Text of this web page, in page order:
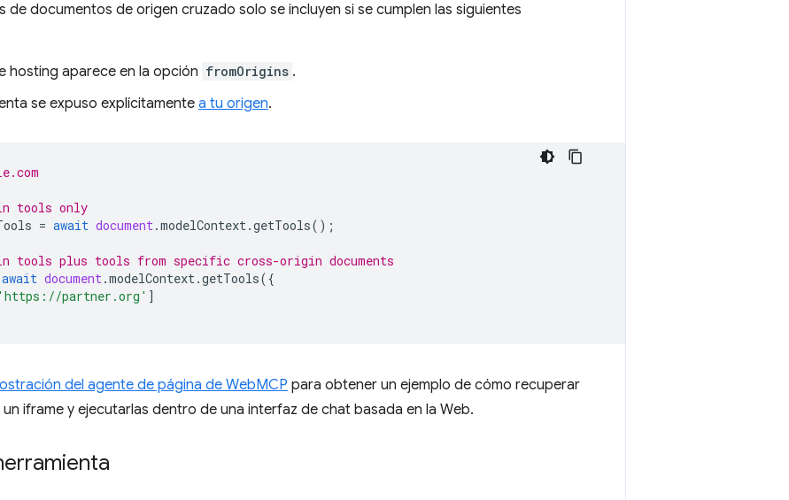
de documentos de origen cruzado solo se incluyen si se cumplen las siguientes
hosting aparece en la opción fromOrigins .
se expuso explícitamente a tu origen.
tools only
= await document.modelContext.getTools();
tools plus tools from specific cross-origin documents
await document.modelContext.getTools({
'https://partner.org' ]
del agente de página de WebMCP para obtener un ejemplo de cómo recuperar
iframe y ejecutarlas dentro de una interfaz de chat basada en la Web.